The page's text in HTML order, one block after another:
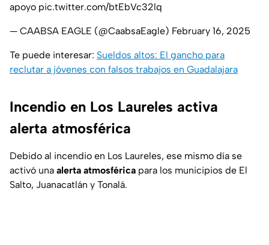
apoyo pic.twitter.com/btEbVc32lq
— CAABSA EAGLE (@CaabsaEagle) February 16, 2025
Te puede interesar: Sueldos altos: El gancho para
reclutar a jóvenes con falsos trabajos en Guadalajara
Incendio en Los Laureles activa
alerta atmosférica
Debido al incendio en Los Laureles, ese mismo día se
activó una alerta atmosférica para los municipios de El
Salto, Juanacatlán y Tonalá.